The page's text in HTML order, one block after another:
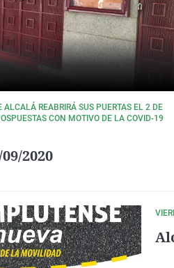
ALCALÁ REABRIRÁ SUS PUERTAS EL 2 DE
CON MOTIVO DE LA COVID-19
2020